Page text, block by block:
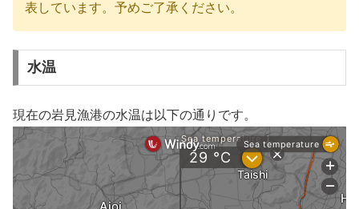
表しています。予めご了承ください。
水温
現在の岩見漁港の水温は以下の通りです。